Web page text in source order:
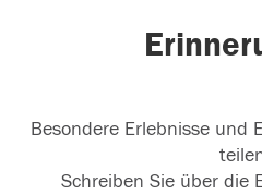
Besondere Erlebnisse und
Schreiben Sie über die